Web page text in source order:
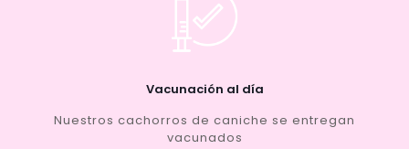
Vacunación al día
Nuestros cachorros de caniche se entregan
vacunados